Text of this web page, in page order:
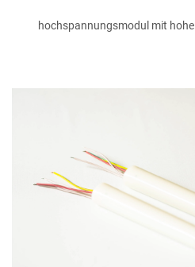
hochspannungsmodul mit